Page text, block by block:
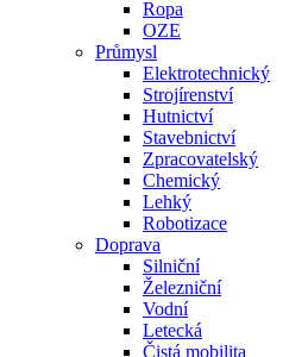
Ropa
OZE
Průmysl
Elektrotechnický
Strojírenství
Hutnictví
Stavebnictví
Zpracovatelský
Chemický
Lehký
Robotizace
Doprava
Silniční
Železniční
Vodní
Letecká
Čistá mobilita